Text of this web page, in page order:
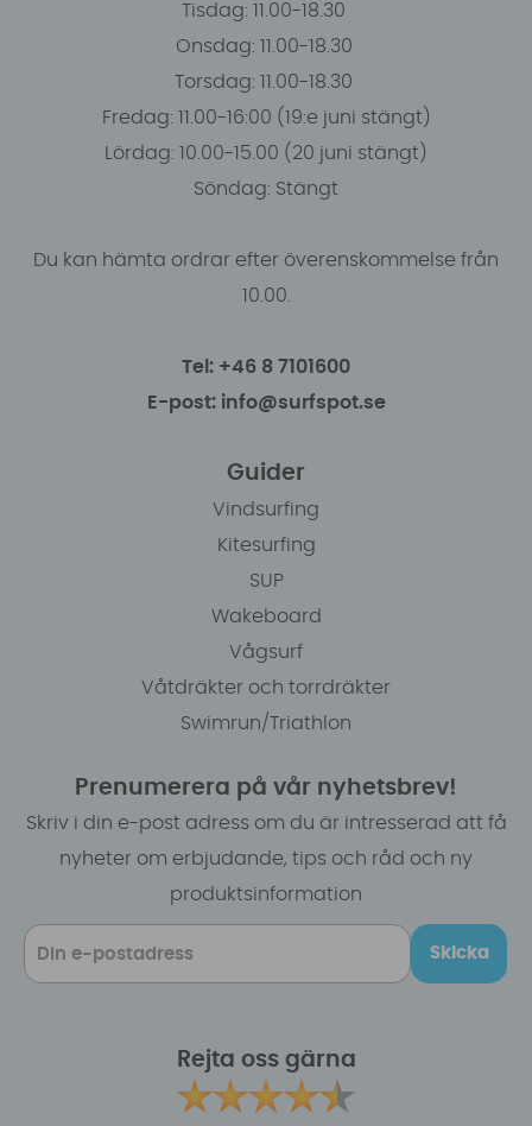
Tisdag: 11.00-18.30
Onsdag: 11.00-18.30
Torsdag: 11.00-18.30
Fredag: 11.00-16:00 (19:e juni stängt)
Lördag: 10.00-15.00 (20 juni stängt)
Söndag: Stängt
Du kan hämta ordrar efter överenskommelse från
10.00.
Tel: +46 8 7101600
E-post: info@surfspot.se
Guider
Vindsurfing
Kitesurfing
SUP
Wakeboard
Vågsurf
Våtdräkter och torrdräkter
Swimrun/Triathlon
Prenumerera på vår nyhetsbrev!
Skriv i din e-post adress om du är intresserad att få
nyheter om erbjudande, tips och råd och ny
produktsinformation
Skicka
Rejta oss gärna